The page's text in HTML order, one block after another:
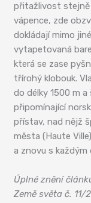
přitažlivost stejně
vápence, zde
dokládají mimo
vytapetovaná
která se zase
třírohý klobouk.
do délky 1500 m
připomínající
přístav, nad nějž
města (Haute
a znovu s
Úplné znění
Země světa č. 11/